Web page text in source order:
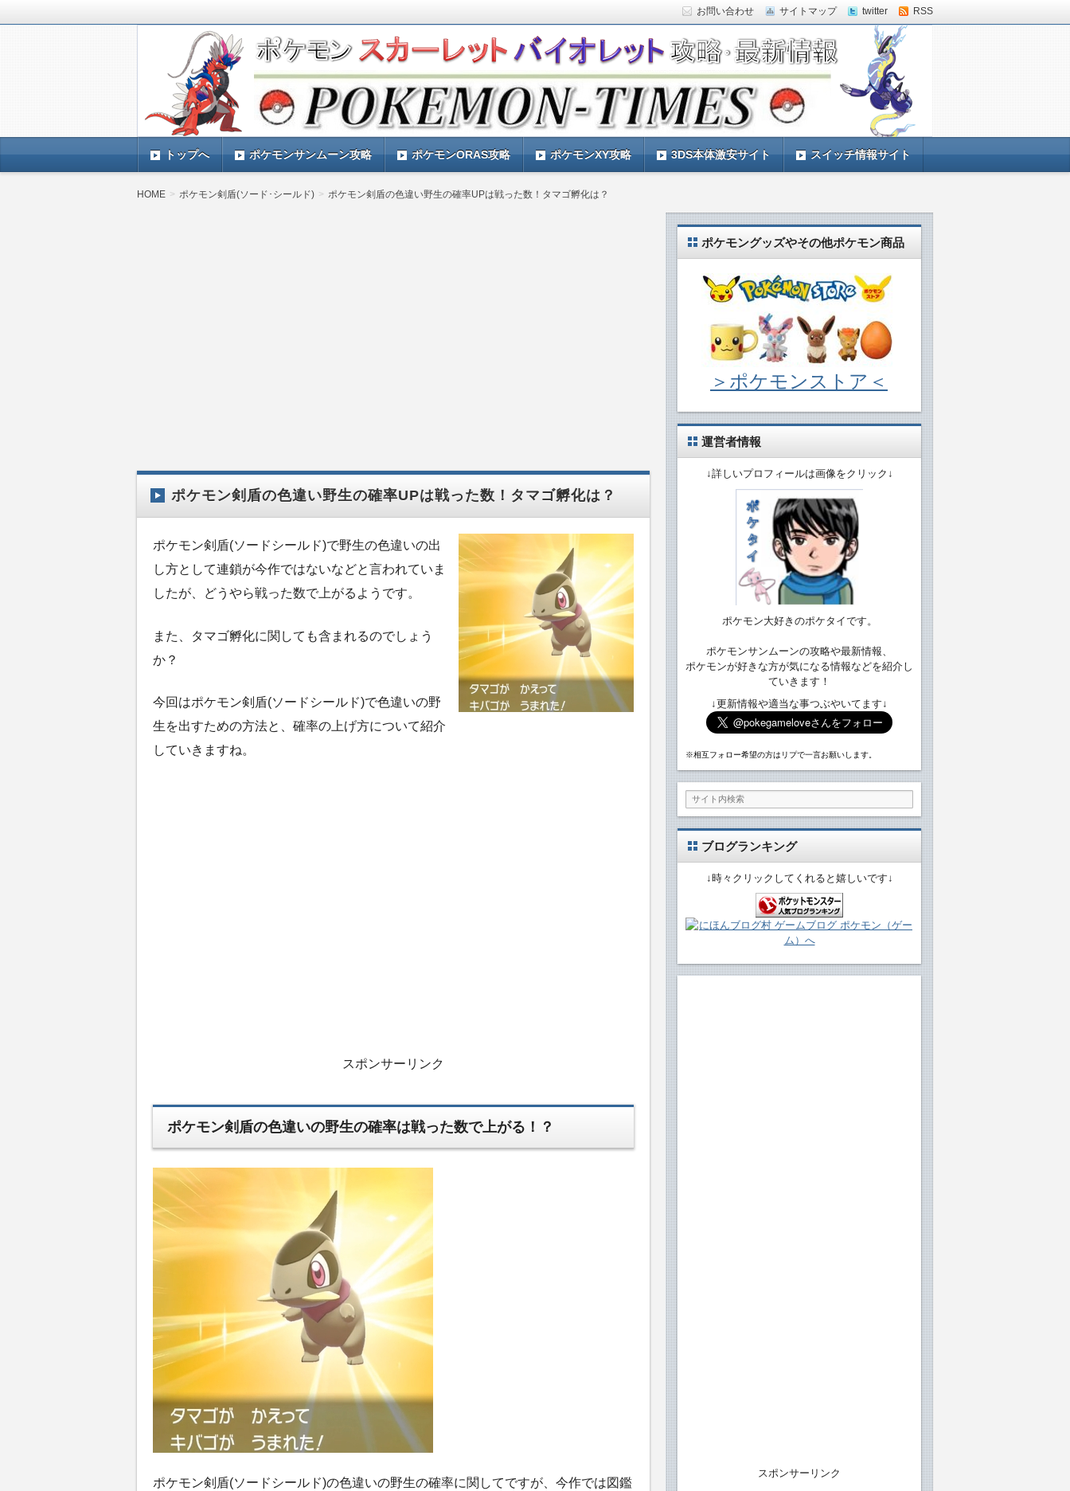
お問い合わせ サイトマップ twitter RSS
ポケモン最新情報まとめ『POKEMON-TIMES』
ポケモンSV(スカーレットバイオレット)の攻略や最新情報などをお届けする『POKEMON-
TIMES』 ポケモンSV(スカーレットバイオレット)の育成論やお得な情報なども紹介していきま
トップへ ポケモンサンムーン攻略 ポケモンORAS攻略 ポケモンXY攻略 3DS本体激安サイト スイッチ情報サイト
HOME ポケモン剣盾(ソード･シールド) ポケモン剣盾の色違い野生の確率UPは戦った数！タマゴ孵化は？
ポケモン剣盾の色違い野生の確率UPは戦った数！タマゴ孵化は？
ポケモン剣盾(ソードシールド)で野生の色違いの出
し方として連鎖が今作ではないなどと言われていま
したが、どうやら戦った数で上がるようです。
また、タマゴ孵化に関しても含まれるのでしょう
か？
今回はポケモン剣盾(ソードシールド)で色違いの野
生を出すための方法と、確率の上げ方について紹介
していきますね。
スポンサーリンク
ポケモン剣盾の色違いの野生の確率は戦った数で上がる！？
ポケモン剣盾(ソードシールド)の色違いの野生の確率に関してですが、今作では図鑑
ポケモングッズやその他ポケモン商品
＞ポケモンストア＜
運営者情報
↓詳しいプロフィールは画像をクリック↓
ポケモン大好きのポケタイです。
ポケモンサンムーンの攻略や最新情報、
ポケモンが好きな方が気になる情報などを紹介し
ていきます！
↓更新情報や適当な事つぶやいてます↓
※相互フォロー希望の方はリプで一言お願いします。
ブログランキング
↓時々クリックしてくれると嬉しいです↓
スポンサーリンク